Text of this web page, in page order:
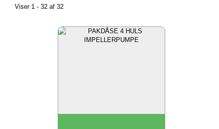
Viser 1 - 32 af 32